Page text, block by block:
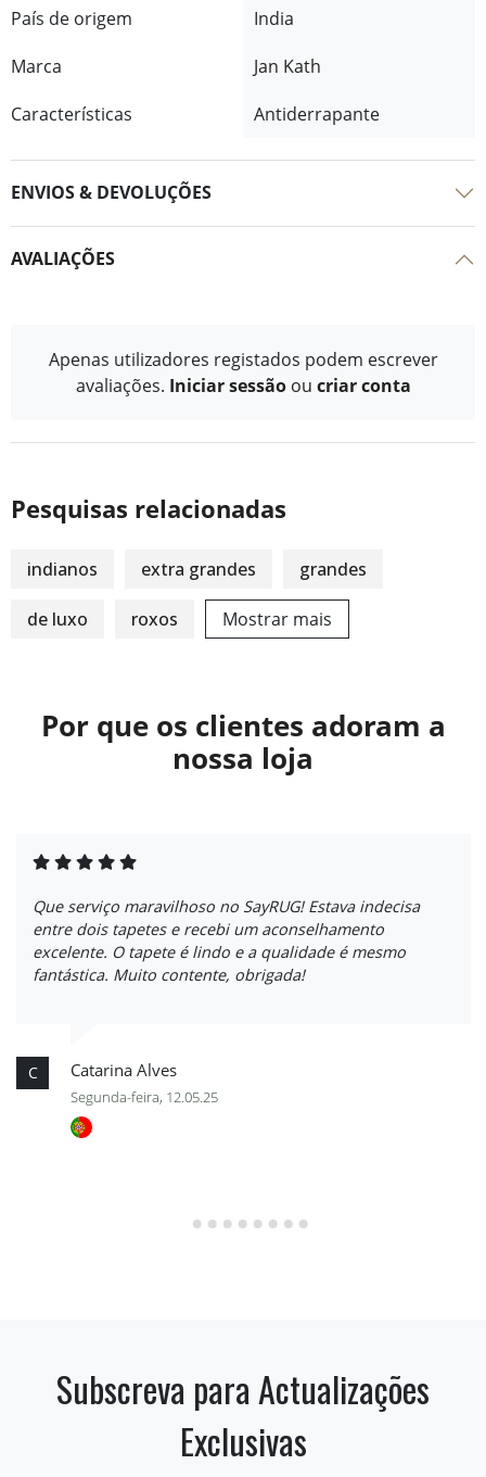
País de origem
India
Marca
Jan Kath
Características
Antiderrapante
ENVIOS & DEVOLUÇÕES
AVALIAÇÕES
Apenas utilizadores registados podem escrever
avaliações. Iniciar sessão ou criar conta
Pesquisas relacionadas
indianos extra grandes grandes
de luxo roxos Mostrar mais
Por que os clientes adoram a
nossa loja
Que serviço maravilhoso no SayRUG! Estava indecisa
entre dois tapetes e recebi um aconselhamento
excelente. O tapete é lindo e a qualidade é mesmo
fantástica. Muito contente, obrigada!
C Catarina Alves
Segunda-feira, 12.05.25
Subscreva para Actualizações
Exclusivas